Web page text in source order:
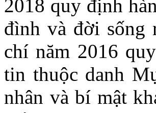
2018 quy định
đình và đời sống
chí năm 2016
tin thuộc danh
nhân và bí mật